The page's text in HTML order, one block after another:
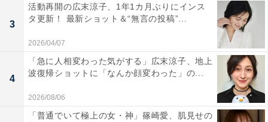
3
活動再開の広末涼子、1年1カ月ぶりにインス
タ更新！ 最新ショット＆“無言の投稿”...
2026/04/07
4
「急に人相変わった気がする」広末涼子、地上
波復帰ショットに「なんか顔変わった」の...
2026/08/06
「普通でいて極上の女・神」篠崎愛、肌見せの